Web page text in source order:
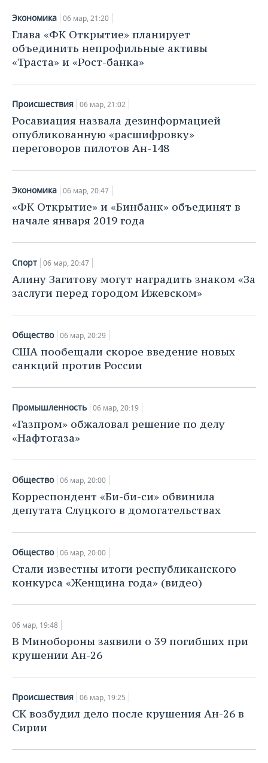
Экономика 06 мар, 21:20
Глава «ФК Открытие» планирует
объединить непрофильные активы
«Траста» и «Рост-банка»
Происшествия 06 мар, 21:02
Росавиация назвала дезинформацией
опубликованную «расшифровку»
переговоров пилотов Ан-148
Экономика 06 мар, 20:47
«ФК Открытие» и «Бинбанк» объединят в
начале января 2019 года
Спорт 06 мар, 20:47
Алину Загитову могут наградить знаком «За
заслуги перед городом Ижевском»
Общество 06 мар, 20:29
США пообещали скорое введение новых
санкций против России
Промышленность 06 мар, 20:19
«Газпром» обжаловал решение по делу
«Нафтогаза»
Общество 06 мар, 20:00
Корреспондент «Би-би-си» обвинила
депутата Слуцкого в домогательствах
Общество 06 мар, 20:00
Стали известны итоги республиканского
конкурса «Женщина года» (видео)
06 мар, 19:48
В Минобороны заявили о 39 погибших при
крушении Ан-26
Происшествия 06 мар, 19:25
СК возбудил дело после крушения Ан-26 в
Сирии